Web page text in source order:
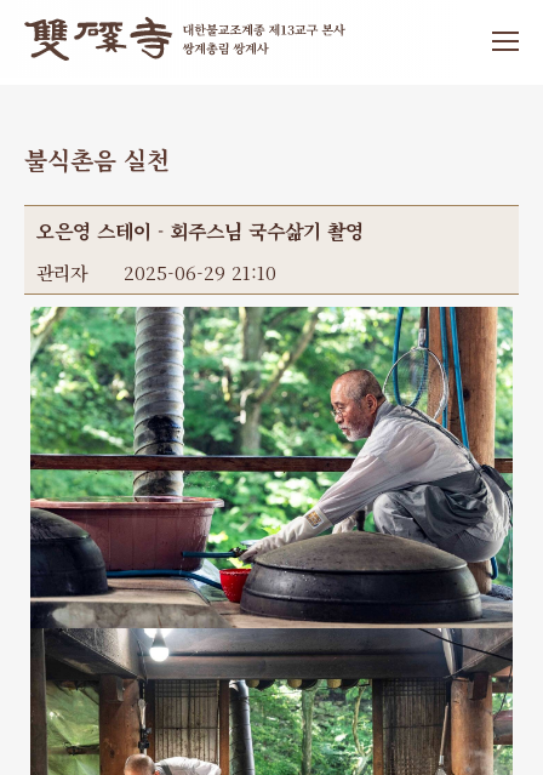
불식촌음 실천
오은영 스테이 - 회주스님 국수삶기 촬영
관리자 2025-06-29 21:10